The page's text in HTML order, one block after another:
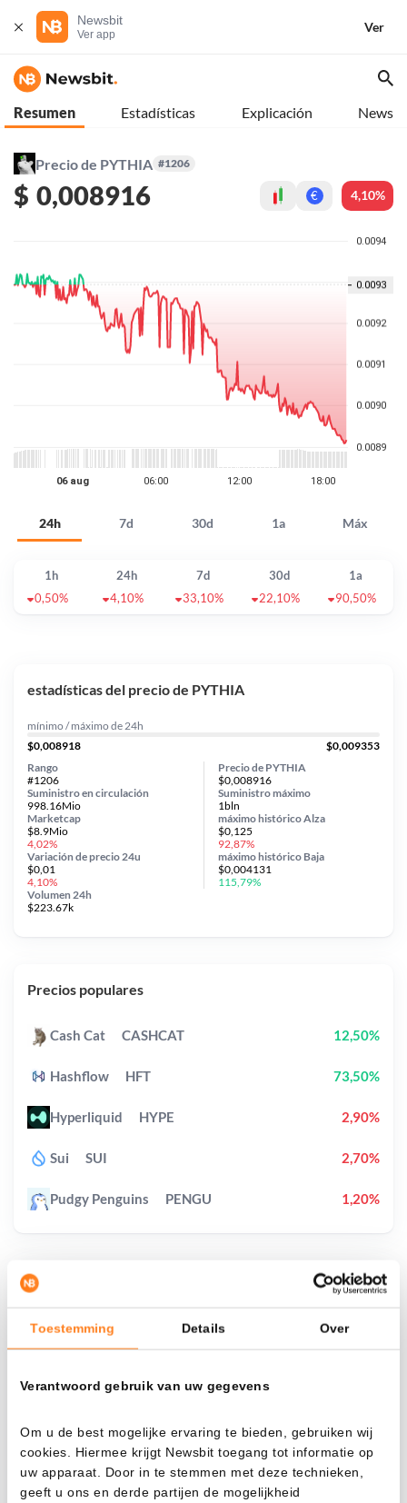
Toestemming Details Over
Verantwoord gebruik van uw gegevens
Om u de best mogelijke ervaring te bieden, gebruiken wij
cookies. Hiermee krijgt Newsbit toegang tot informatie op
uw apparaat. Door in te stemmen met deze technieken,
geeft u ons en derde partijen de mogelijkheid
Newsbit
Ver app
Ver
Resumen Estadísticas Explicación News
Precio de PYTHIA #1206
$ 0,008916 € 4,10%
24h 7d 30d 1a Máx
1h 24h 7d 30d
1a
0,50%
4,10% 33,10% 22,10% 90,50%
Mira cuánto valor tendrías hoy si hubieras
aplicado el dollar-cost averaging en distintas
Cada
estadísticas del precio de PYTHIA
mínimo / máximo de 24h
$0,008918
$0,009353
Precio de PYTHIA
$0,008916
Suministro en circulación
998.16Mio
Variación de precio 24u
$0,01
4,10%
Suministro máximo
1bln
Marketcap
$8.9Mio
4,02%
Volumen 24h
$223.67k
Rango
#1206
máximo históricoAlza
$0,125
92,87%
máximo histórico Baja
$0,004131
115,79%
Precios populares
Cash Cat CASHCAT 12,50%
Hashflow HFT 73,50%
Hyperliquid HYPE 2,90%
Sui SUI 2,70%
Pudgy Penguins PENGU 1,20%